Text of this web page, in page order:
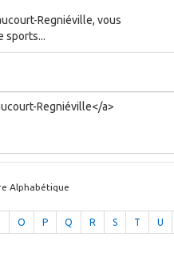
Regniéville, vous
sports...
Alphabétique
O P Q R S T U